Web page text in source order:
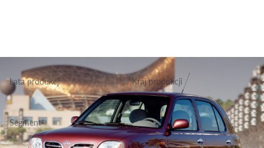
Lata produkcji
2000-2002
Kraj produkcji
Wielka Brytania
Segment
Grupa Podstawowa, Klasa Małe